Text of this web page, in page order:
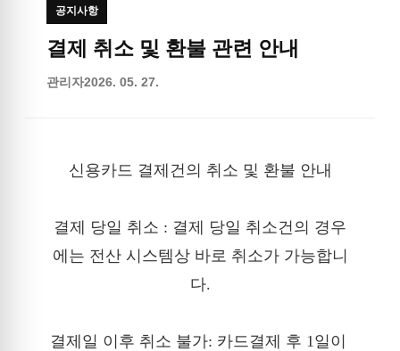
공지사항
결제 취소 및 환불 관련 안내
관리자2026. 05. 27.
신용카드 결제건의 취소 및 환불 안내
결제 당일 취소 : 결제 당일 취소건의 경우
에는 전산 시스템상 바로 취소가 가능합니
다.
결제일 이후 취소 불가: 카드결제 후 1일이